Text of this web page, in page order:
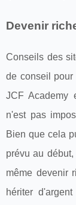
Devenir
Conseils des
de conseil
JCF Academy
n'est pas
Bien que cela
prévu au
même devenir
hériter